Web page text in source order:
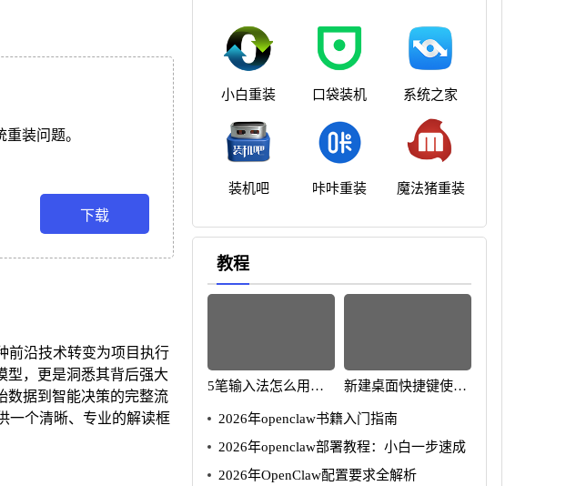
装问题。
下载
前沿技术转变为项目执行
型，更是洞悉其背后强大
数据到智能决策的完整流
一个清晰、专业的解读框
小白重装 口袋装机 系统之家
装机吧 咔咔重装 魔法猪重装
教程
5笔输入法怎么用
新建桌面快捷键使用
2026年openclaw书籍入门指南
2026年openclaw部署教程：小白一步速成
2026年OpenClaw配置要求全解析